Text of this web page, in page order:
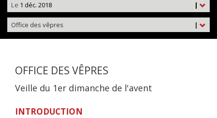
|
Le 1 déc. 2018
|
Office des vêpres
OFFICE DES VÊPRES
Veille du 1er dimanche de l'avent
INTRODUCTION